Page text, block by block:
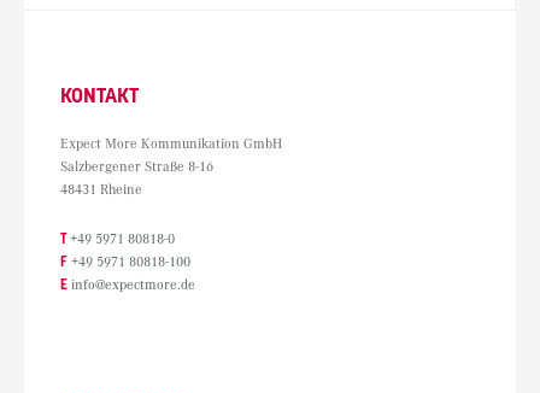
KONTAKT
Expect More Kommunikation GmbH
Salzbergener Straße 8-16
48431 Rheine
T +49 5971 80818-0
F +49 5971 80818-100
E info@expectmore.de